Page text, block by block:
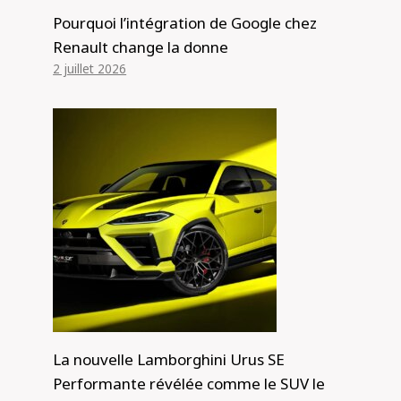
Pourquoi l’intégration de Google chez
Renault change la donne
2 juillet 2026
La nouvelle Lamborghini Urus SE
Performante révélée comme le SUV le